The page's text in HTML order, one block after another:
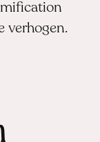
verhogen.